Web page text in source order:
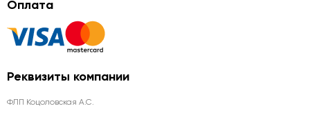
Оплата
Реквизиты компании
ФЛП Коцоловская А.С.